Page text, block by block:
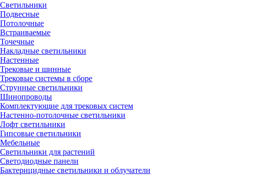
Светильники
Подвесные
Потолочные
Встраиваемые
Точечные
Накладные светильники
Настенные
Трековые и шинные
Трековые системы в сборе
Струнные светильники
Шинопроводы
Комплектующие для трековых систем
Настенно-потолочные светильники
Лофт светильники
Гипсовые светильники
Мебельные
Светильники для растений
Светодиодные панели
Бактерицидные светильники и облучатели